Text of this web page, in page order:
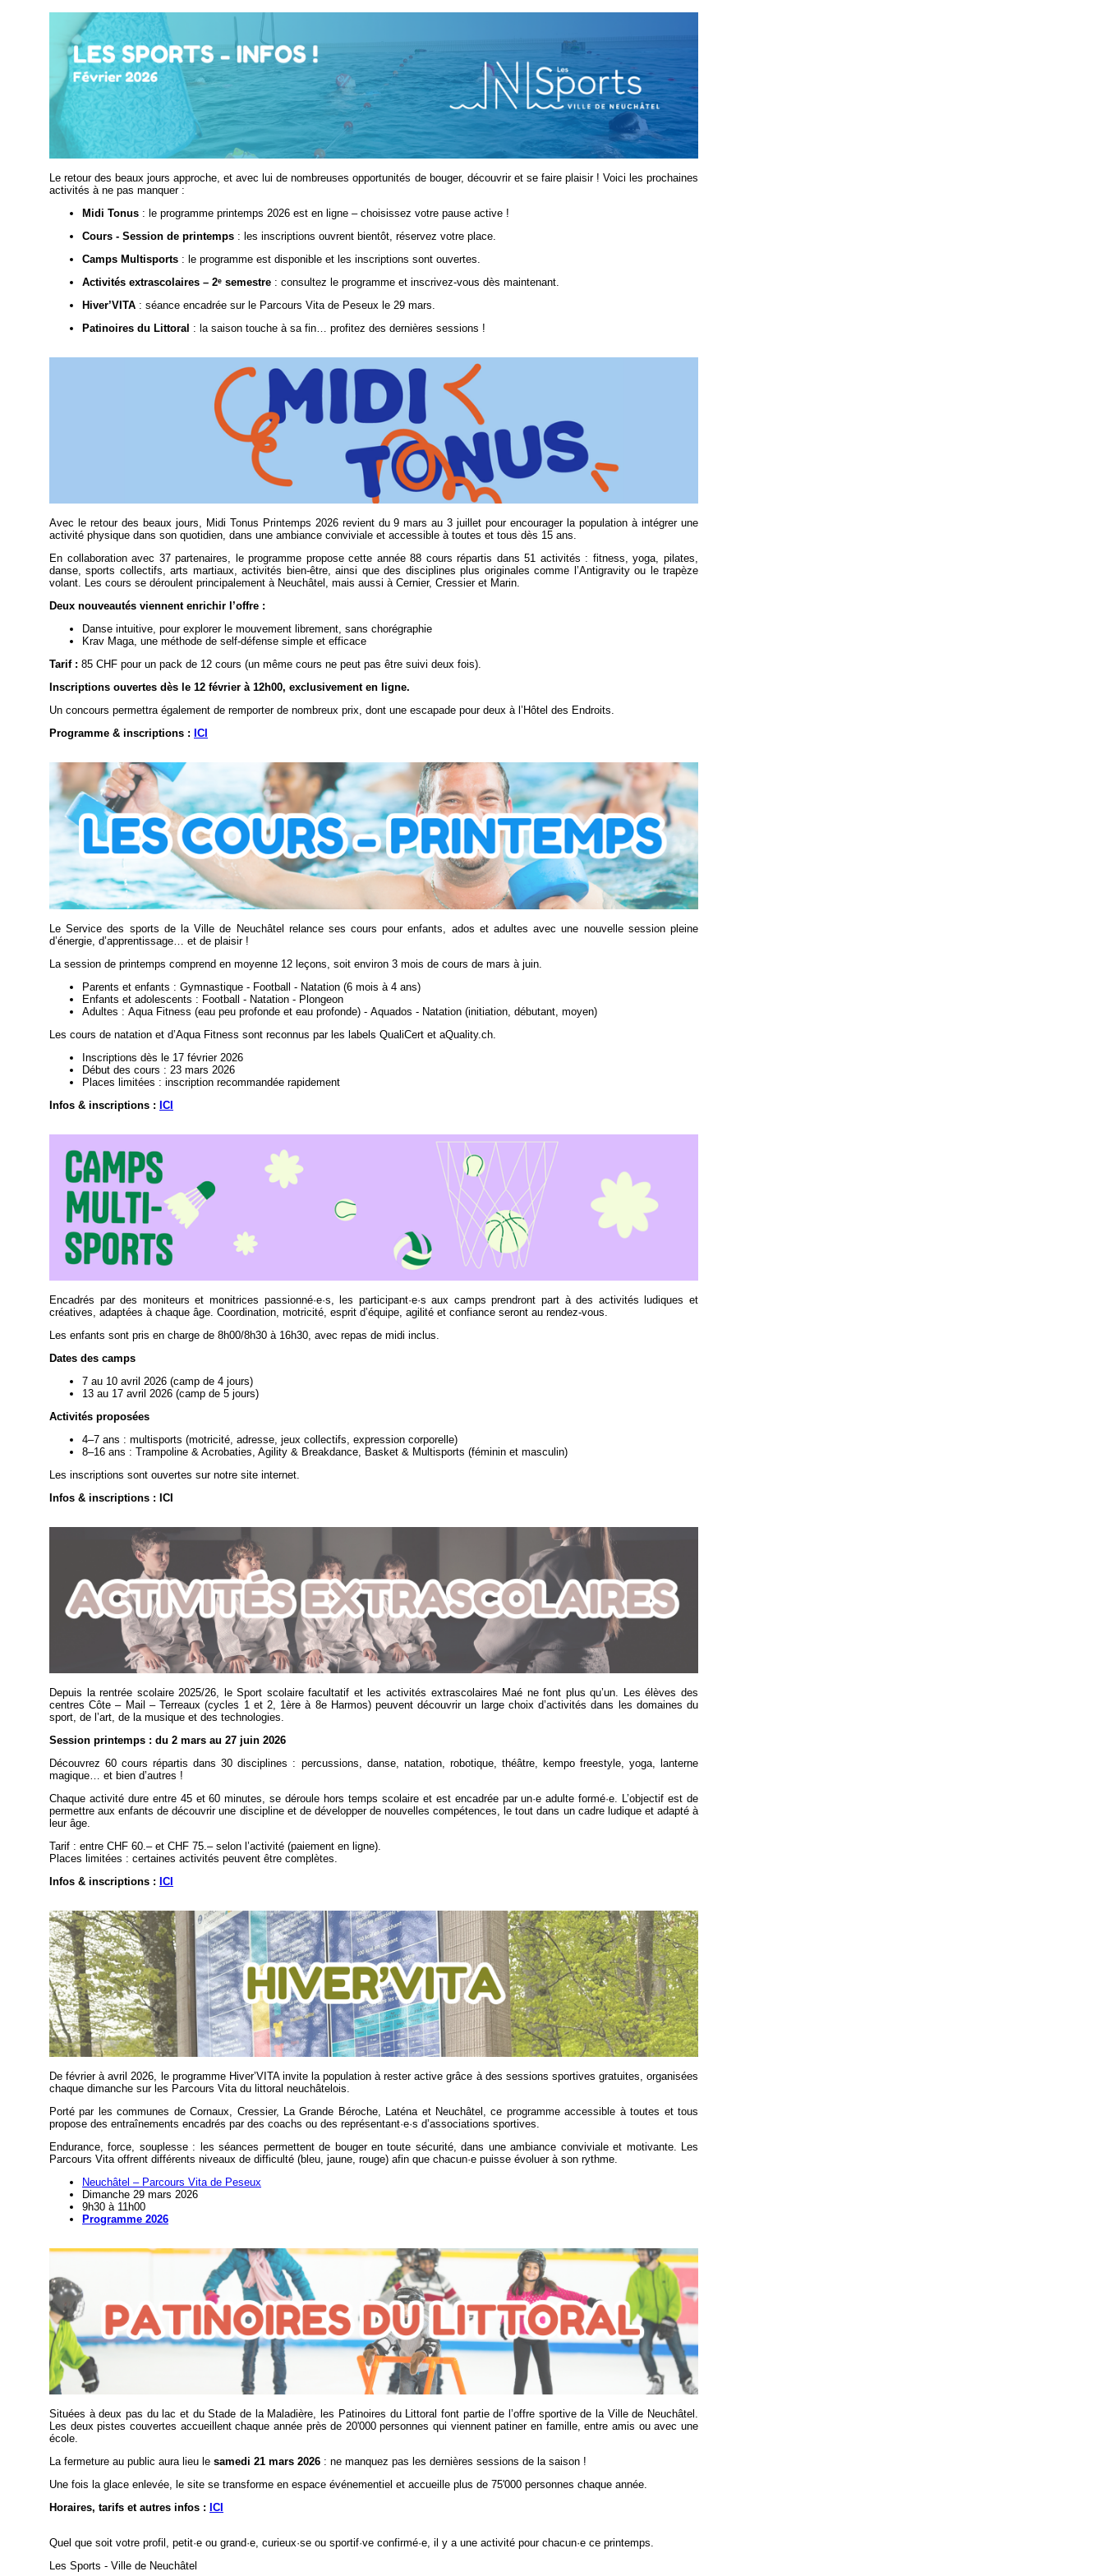
Le retour des beaux jours approche, et avec lui de nombreuses opportunités de bouger, découvrir et se faire plaisir ! Voici les prochaines
activités à ne pas manquer :
Midi Tonus : le programme printemps 2026 est en ligne – choisissez votre pause active !
Cours - Session de printemps : les inscriptions ouvrent bientôt, réservez votre place.
Camps Multisports : le programme est disponible et les inscriptions sont ouvertes.
Activités extrascolaires – 2ᵉ semestre : consultez le programme et inscrivez-vous dès maintenant.
Hiver’VITA : séance encadrée sur le Parcours Vita de Peseux le 29 mars.
Patinoires du Littoral : la saison touche à sa fin… profitez des dernières sessions !
Avec le retour des beaux jours, Midi Tonus Printemps 2026 revient du 9 mars au 3 juillet pour encourager la population à intégrer une
activité physique dans son quotidien, dans une ambiance conviviale et accessible à toutes et tous dès 15 ans.
En collaboration avec 37 partenaires, le programme propose cette année 88 cours répartis dans 51 activités : fitness, yoga, pilates,
danse, sports collectifs, arts martiaux, activités bien-être, ainsi que des disciplines plus originales comme l’Antigravity ou le trapèze
volant. Les cours se déroulent principalement à Neuchâtel, mais aussi à Cernier, Cressier et Marin.
Deux nouveautés viennent enrichir l’offre :
Danse intuitive, pour explorer le mouvement librement, sans chorégraphie
Krav Maga, une méthode de self-défense simple et efficace
Tarif : 85 CHF pour un pack de 12 cours (un même cours ne peut pas être suivi deux fois).
Inscriptions ouvertes dès le 12 février à 12h00, exclusivement en ligne.
Un concours permettra également de remporter de nombreux prix, dont une escapade pour deux à l’Hôtel des Endroits.
Programme & inscriptions : ICI
Le Service des sports de la Ville de Neuchâtel relance ses cours pour enfants, ados et adultes avec une nouvelle session pleine
d’énergie, d’apprentissage… et de plaisir !
La session de printemps comprend en moyenne 12 leçons, soit environ 3 mois de cours de mars à juin.
Parents et enfants : Gymnastique - Football - Natation (6 mois à 4 ans)
Enfants et adolescents : Football - Natation - Plongeon
Adultes : Aqua Fitness (eau peu profonde et eau profonde) - Aquados - Natation (initiation, débutant, moyen)
Les cours de natation et d’Aqua Fitness sont reconnus par les labels QualiCert et aQuality.ch.
Inscriptions dès le 17 février 2026
Début des cours : 23 mars 2026
Places limitées : inscription recommandée rapidement
Infos & inscriptions : ICI
Encadrés par des moniteurs et monitrices passionné·e·s, les participant·e·s aux camps prendront part à des activités ludiques et
créatives, adaptées à chaque âge. Coordination, motricité, esprit d’équipe, agilité et confiance seront au rendez-vous.
Les enfants sont pris en charge de 8h00/8h30 à 16h30, avec repas de midi inclus.
Dates des camps
7 au 10 avril 2026 (camp de 4 jours)
13 au 17 avril 2026 (camp de 5 jours)
Activités proposées
4–7 ans : multisports (motricité, adresse, jeux collectifs, expression corporelle)
8–16 ans : Trampoline & Acrobaties, Agility & Breakdance, Basket & Multisports (féminin et masculin)
Les inscriptions sont ouvertes sur notre site internet.
Infos & inscriptions : ICI
Depuis la rentrée scolaire 2025/26, le Sport scolaire facultatif et les activités extrascolaires Maé ne font plus qu’un. Les élèves des
centres Côte – Mail – Terreaux (cycles 1 et 2, 1ère à 8e Harmos) peuvent découvrir un large choix d’activités dans les domaines du
sport, de l’art, de la musique et des technologies.
Session printemps : du 2 mars au 27 juin 2026
Découvrez 60 cours répartis dans 30 disciplines : percussions, danse, natation, robotique, théâtre, kempo freestyle, yoga, lanterne
magique… et bien d’autres !
Chaque activité dure entre 45 et 60 minutes, se déroule hors temps scolaire et est encadrée par un·e adulte formé·e. L’objectif est de
permettre aux enfants de découvrir une discipline et de développer de nouvelles compétences, le tout dans un cadre ludique et adapté à
leur âge.
Tarif : entre CHF 60.– et CHF 75.– selon l’activité (paiement en ligne).
Places limitées : certaines activités peuvent être complètes.
Infos & inscriptions : ICI
De février à avril 2026, le programme Hiver’VITA invite la population à rester active grâce à des sessions sportives gratuites, organisées
chaque dimanche sur les Parcours Vita du littoral neuchâtelois.
Porté par les communes de Cornaux, Cressier, La Grande Béroche, Laténa et Neuchâtel, ce programme accessible à toutes et tous
propose des entraînements encadrés par des coachs ou des représentant·e·s d’associations sportives.
Endurance, force, souplesse : les séances permettent de bouger en toute sécurité, dans une ambiance conviviale et motivante. Les
Parcours Vita offrent différents niveaux de difficulté (bleu, jaune, rouge) afin que chacun·e puisse évoluer à son rythme.
Neuchâtel – Parcours Vita de Peseux
Dimanche 29 mars 2026
9h30 à 11h00
Programme 2026
Situées à deux pas du lac et du Stade de la Maladière, les Patinoires du Littoral font partie de l’offre sportive de la Ville de Neuchâtel.
Les deux pistes couvertes accueillent chaque année près de 20'000 personnes qui viennent patiner en famille, entre amis ou avec une
école.
La fermeture au public aura lieu le samedi 21 mars 2026 : ne manquez pas les dernières sessions de la saison !
Une fois la glace enlevée, le site se transforme en espace événementiel et accueille plus de 75'000 personnes chaque année.
Horaires, tarifs et autres infos : ICI
Quel que soit votre profil, petit·e ou grand·e, curieux·se ou sportif·ve confirmé·e, il y a une activité pour chacun·e ce printemps.
Les Sports - Ville de Neuchâtel